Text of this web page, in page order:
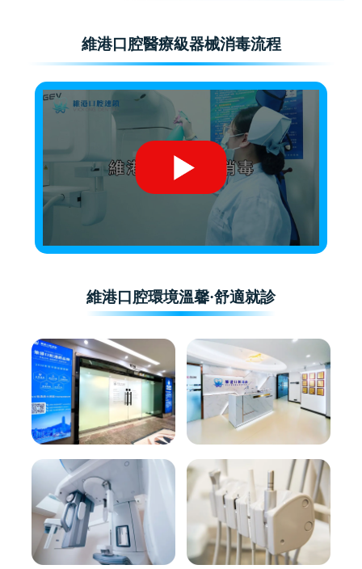
維港口腔醫療級器械消毒流程
維港口腔環境溫馨·舒適就診